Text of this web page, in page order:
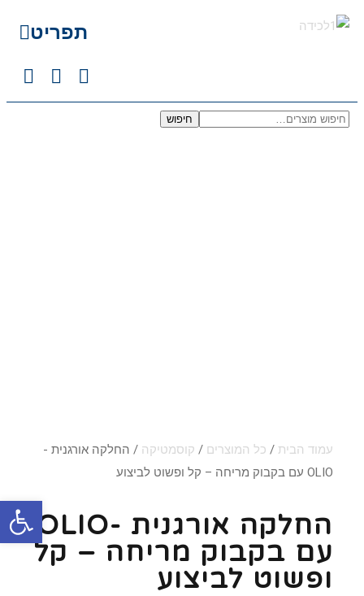
תפריט
חיפוש
עמוד הבית / כל המוצרים / קוסמטיקה / החלקה אורגנית -
OLIO עם בקבוק מריחה – קל ופשוט לביצוע
החלקה אורגנית -OLIO
עם בקבוק מריחה – קל
ופשוט לביצוע
פתח